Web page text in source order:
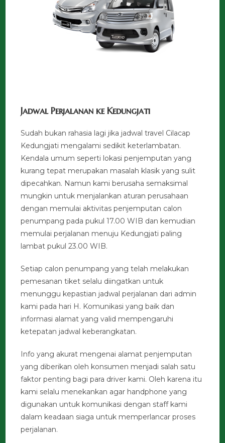
Jadwal Perjalanan ke Kedungjati
Sudah bukan rahasia lagi jika jadwal travel Cilacap
Kedungjati mengalami sedikit keterlambatan.
Kendala umum seperti lokasi penjemputan yang
kurang tepat merupakan masalah klasik yang sulit
dipecahkan. Namun kami berusaha semaksimal
mungkin untuk menjalankan aturan perusahaan
dengan memulai aktivitas penjemputan calon
penumpang pada pukul 17.00 WIB dan kemudian
memulai perjalanan menuju Kedungjati paling
lambat pukul 23.00 WIB.
Setiap calon penumpang yang telah melakukan
pemesanan tiket selalu diingatkan untuk
menunggu kepastian jadwal perjalanan dari admin
kami pada hari H. Komunikasi yang baik dan
informasi alamat yang valid mempengaruhi
ketepatan jadwal keberangkatan.
Info yang akurat mengenai alamat penjemputan
yang diberikan oleh konsumen menjadi salah satu
faktor penting bagi para driver kami. Oleh karena itu
kami selalu menekankan agar handphone yang
digunakan untuk komunikasi dengan staff kami
dalam keadaan siaga untuk memperlancar proses
perjalanan.